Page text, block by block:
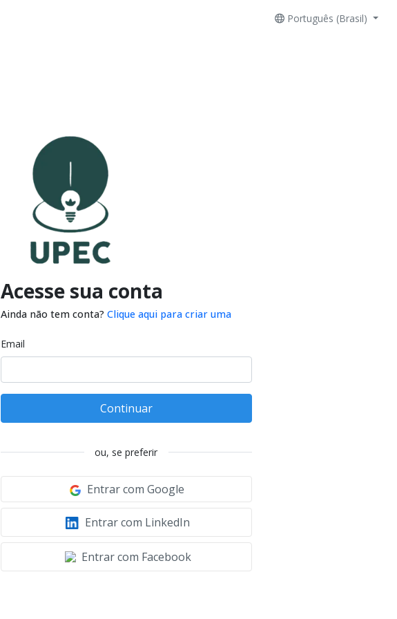
Português (Brasil)
Acesse sua conta
Ainda não tem conta? Clique aqui para criar uma
Email
Continuar
ou, se preferir
Entrar com Google
Entrar com LinkedIn
Entrar com Facebook